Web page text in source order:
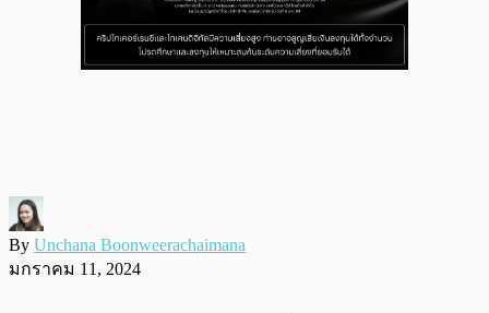
By Unchana Boonweerachaimana
มกราคม 11, 2024